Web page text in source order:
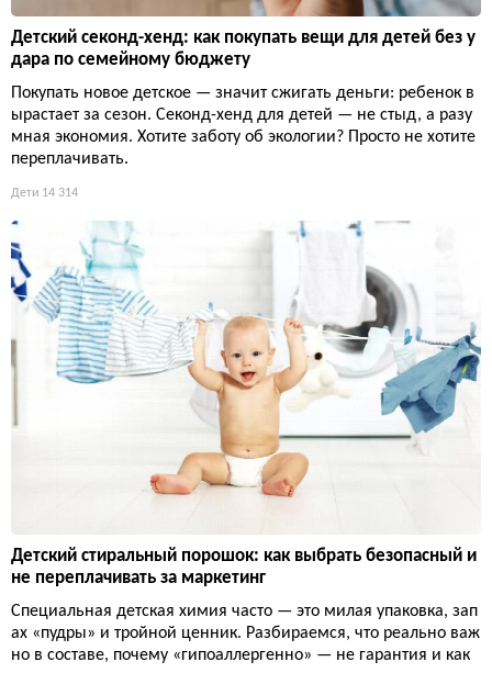
Детский секонд-хенд: как покупать вещи для детей без у
дара по семейному бюджету
Покупать новое детское — значит сжигать деньги: ребенок в
ырастает за сезон. Секонд-хенд для детей — не стыд, а разу
мная экономия. Хотите заботу об экологии? Просто не хотите
переплачивать.
Дети 14 314
Детский стиральный порошок: как выбрать безопасный и
не переплачивать за маркетинг
Специальная детская химия часто — это милая упаковка, зап
ах «пудры» и тройной ценник. Разбираемся, что реально важ
но в составе, почему «гипоаллергенно» — не гарантия и как